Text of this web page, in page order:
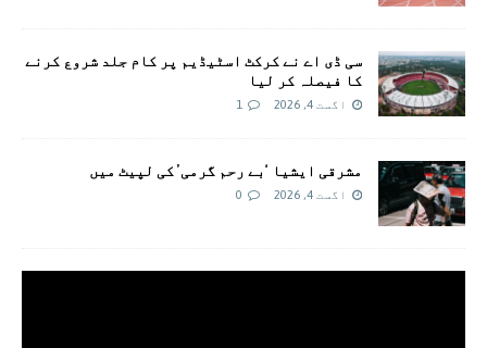
سی ڈی اے نے کرکٹ اسٹیڈیم پر کام جلد شروع کرنے
کا فیصلہ کر لیا
اگست 4, 2026 1
مشرقی ایشیا ‘بے رحم گرمی’ کی لپیٹ میں
اگست 4, 2026 0